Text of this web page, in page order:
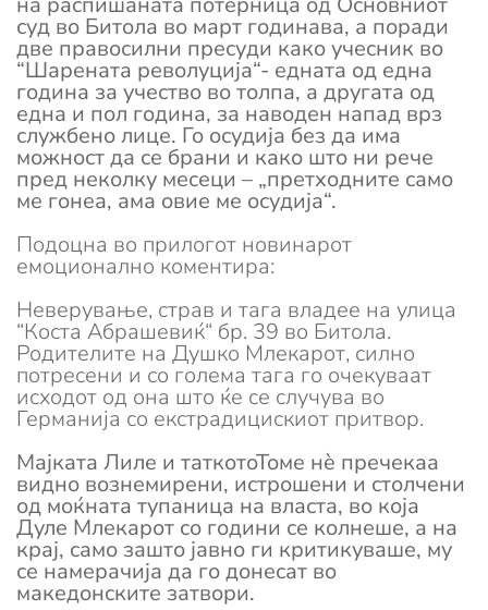
суд во Битола во март годинава, а поради
две правосилни пресуди како учесник во
“Шарената револуција“- едната од една
година за учество во толпа, а другата од
една и пол година, за наводен напад врз
службено лице. Го осудија без да има
можност да се брани и како што ни рече
пред неколку месеци – „претходните само
ме гонеа, ама овие ме осудија“.
Подоцна во прилогот новинарот
емоционално коментира:
Неверување, страв и тага владее на улица
“Коста Абрашевиќ“ бр. 39 во Битола.
Родителите на Душко Млекарот, силно
потресени и со голема тага го очекуваат
исходот од она што ќе се случува во
Германија со екстрадицискиот притвор.
Мајката Лиле и таткотоТоме нè пречекаа
видно вознемирени, истрошени и столчени
од моќната тупаница на власта, во која
Дуле Млекарот со години се колнеше, а на
крај, само зашто јавно ги критикуваше, му
се намерачија да го донесат во
македонските затвори.